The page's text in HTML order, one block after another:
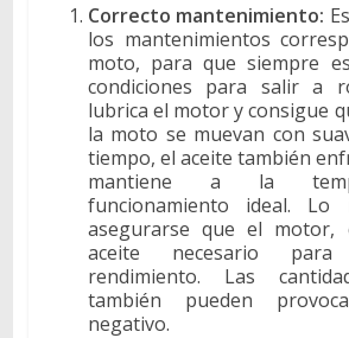
Correcto mantenimiento:
los mantenimientos
moto, para que siempre
condiciones para salir a
lubrica el motor y consigue
la moto se muevan con
tiempo, el aceite también
mantiene a la
funcionamiento ideal. Lo
asegurarse que el motor,
aceite necesario
rendimiento. Las
también pueden
negativo.